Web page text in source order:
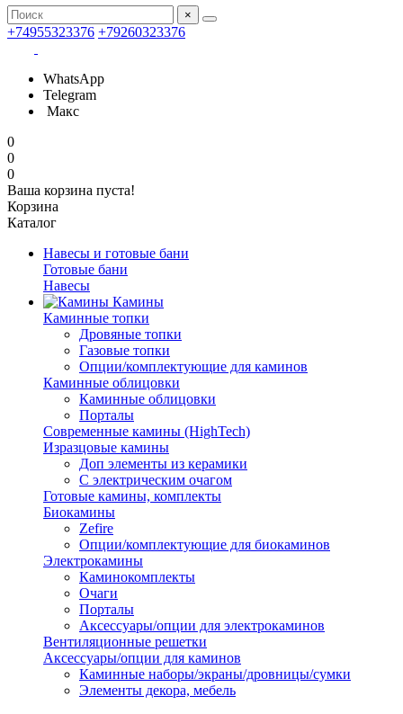
×
+74955323376 +79260323376
WhatsApp
Telegram
Макс
0
0
0
Ваша корзина пуста!
Корзина
Каталог
Навесы и готовые бани
Готовые бани
Навесы
Камины
Каминные топки
Дровяные топки
Газовые топки
Опции/комплектующие для каминов
Каминные облицовки
Каминные облицовки
Порталы
Современные камины (HighTech)
Изразцовые камины
Доп элементы из керамики
С электрическим очагом
Готовые камины, комплекты
Биокамины
Zefire
Опции/комплектующие для биокаминов
Электрокамины
Каминокомплекты
Очаги
Порталы
Аксессуары/опции для электрокаминов
Вентиляционные решетки
Аксессуары/опции для каминов
Каминные наборы/экраны/дровницы/сумки
Элементы декора, мебель